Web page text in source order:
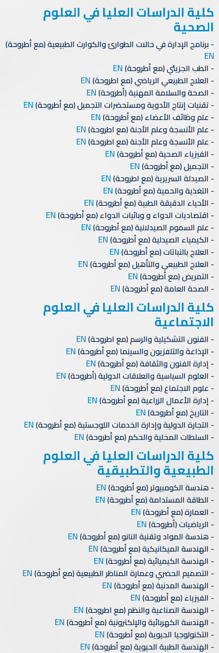
كلية الدراسات العليا في العلوم
الصحية
برنامج الإدارة في حالات الطوارئ والكوارث الطبيعية (مع أطروحة)
EN
الطب الجزيئي (مع أطروحة) EN
العلاج الطبيعي الرياضي (مع اطروحة) EN
الصحة والسلامة المهنية (أطروحة) EN
تقنيات إنتاج الأدوية ومستحضرات التجميل (مع أطروحة) EN
علم وظائف الأعضاء (مع أطروحة) EN
علم الأنسجة وعلم الأجنة (مع اطروحة) EN
علم الأنسجة وعلم الأجنة (مع اطروحة) EN
الفيزياء الصحية (مع أطروحة) EN
التجميل (مع أطروحة) EN
الصيدلة السريرية (مع اطروحة) EN
التغذية والحمية (مع أطروحة) EN
الأحياء الدقيقة الطبية (مع أطروحة) EN
اقتصاديات الدواء و وبائيات الدواء (مع أطروحة) EN
علم السموم الصيدلانية (مع أطروحة) EN
الكيمياء الصيدلية (مع أطروحة) EN
العلاج بالنباتات (مع أطروحة) EN
العلاج الطبيعي والتأهيل (مع أطروحة) EN
التمريض (مع أطروحة) EN
الصحة العامة (مع أطروحة) EN
كلية الدراسات العليا في العلوم
الاجتماعية
الفنون التشكيلية والرسم (مع اطروحة) EN
الإذاعة والتلفزيون والسينما (مع أطروحة) EN
إدارة الفنون والثقافة (مع أطروحة) EN
العلوم السياسية والعلاقات الدولية (أطروحة) EN
علوم الاجتماع (مع أطروحة) EN
إدارة الأعمال الزراعية (مع أطروحة) EN
التاريخ (مع أطروحة) EN
التجارة الدولية وإدارة الخدمات اللوجستية (مع أطروحة) EN
السلطات المحلية والحكم (مع أطروحة) EN
كلية الدراسات العليا في العلوم
الطبيعية والتطبيقية
هندسة الكومبيوتر (مع أطروحة) EN
الطاقة المستدامة (مع أطروحة) EN
العمارة (مع أطروحة) EN
الرياضيات (أطروحة) EN
هندسة المواد وتقنية النانو (مع أطروحة) EN
الهندسة الميكانيكية (مع أطروحة) EN
الهندسة الكيميائية (مع أطروحة) EN
التصميم الحضري وعمارة المناظر الطبيعية (مع أطروحة) EN
الهندسة المدنية (مع أطروحة) EN
الفيزياء (مع أطروحة) EN
الهندسة الصناعية والنظم (مع اطروحة) EN
الهندسة الكهربائية والإلكترونية (مع أطروحة) EN
التكنولوجيا الحيوية (مع أطروحة) EN
الهندسة الطبية الحيوية (مع أطروحة) EN